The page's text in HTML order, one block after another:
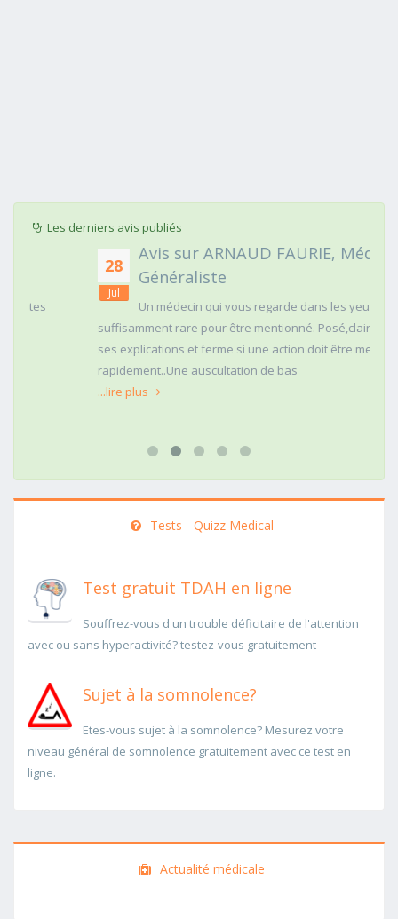
Les derniers avis publiés
Avis sur ARNAUD FAURIE, Médecin
Généraliste
Un médecin qui vous regarde dans les yeux c'est
suffisamment rare pour être mentionné. Posé,clair dans
ses explications et ferme si une action doit être menée
rapidement..Une auscultation de bas
...lire plus
Tests - Quizz Medical
Test gratuit TDAH en ligne
Souffrez-vous d'un trouble déficitaire de l'attention
avec ou sans hyperactivité? testez-vous gratuitement
Sujet à la somnolence?
Etes-vous sujet à la somnolence? Mesurez votre
niveau général de somnolence gratuitement avec ce test en
ligne.
Actualité médicale